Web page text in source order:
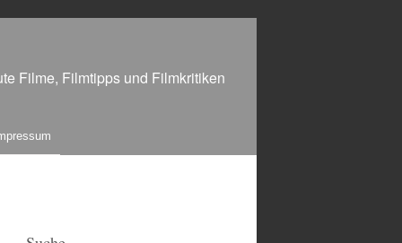
Filme, Filmtipps und Filmkritiken